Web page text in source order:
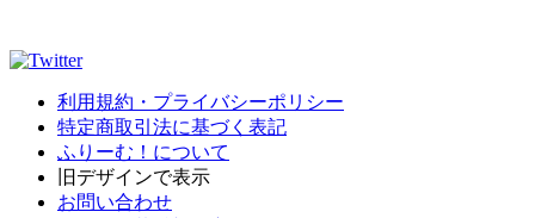
利用規約・プライバシーポリシー
特定商取引法に基づく表記
ふりーむ！について
旧デザインで表示
お問い合わせ